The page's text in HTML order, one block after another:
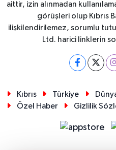
aittir, izin alınmadan
görüşleri olup Kıbrıs
ilişkilendirilemez, sorumlu
Ltd. harici linklerin
Kıbrıs Türkiye
Özel Haber
Gizlilik